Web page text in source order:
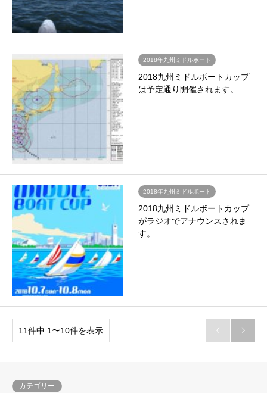
2018年九州ミドルボート
2018九州ミドルボートカップ
は予定通り開催されます。
2018年九州ミドルボート
2018九州ミドルボートカップ
がラジオでアナウンスされま
す。
11件中 1〜10件を表示  
カテゴリー